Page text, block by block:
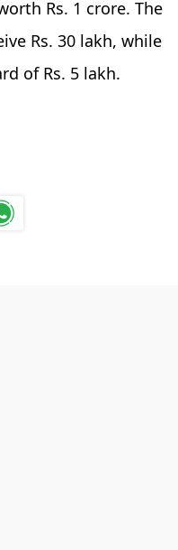
Rs. 1 crore. The
Rs. 30 lakh, while
of Rs. 5 lakh.